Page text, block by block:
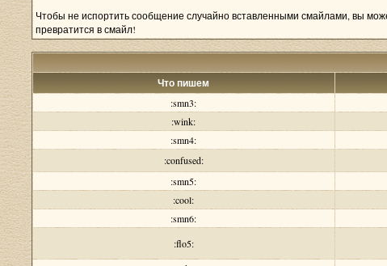
Чтобы не испортить сообщение случайно вставленными смайлами, вы
превратится в смайл!
Что пишем
:smn3:
:wink:
:smn4:
:confused:
:smn5:
:cool:
:smn6:
:flo5: